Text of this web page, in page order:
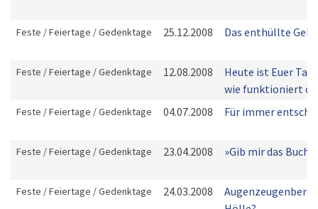
Feste / Feiertage / Gedenktage 25.12.2008 Das enthüllte
Feste / Feiertage / Gedenktage 12.08.2008
Heute ist Euer
wie funktioniert
Feste / Feiertage / Gedenktage 04.07.2008 Für immer
Feste / Feiertage / Gedenktage 23.04.2008 »Gib mir das Buch
Feste / Feiertage / Gedenktage 24.03.2008